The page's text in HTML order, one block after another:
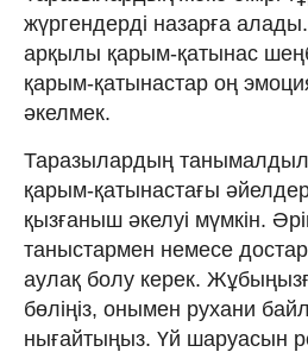
жүргендерді назарға
арқылы қарым-қатынас
қарым-қатынастар оң
әкелмек.
Таразылардың
қарым-қатынастағы
қызғаныш әкелуі мүмкін.
таныстармен немесе
аулақ болу керек.
бөліңіз, онымен рухани
нығайтыңыз. Үй шаруасын